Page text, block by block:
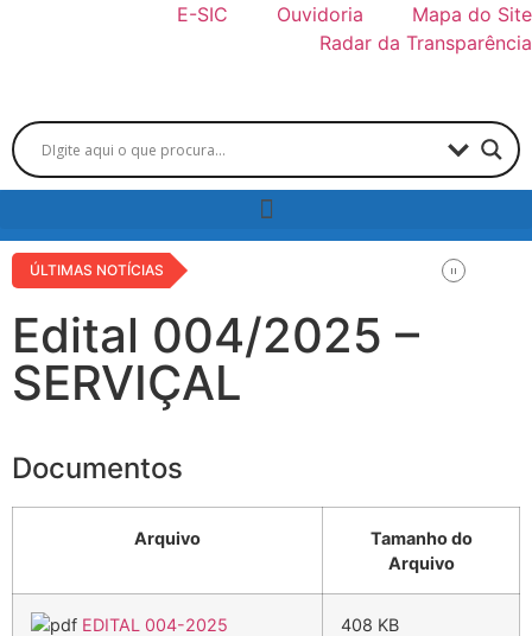
E-SIC Ouvidoria
Mapa do Site
Radar da Transparência
ÚLTIMAS NOTÍCIAS
Edital 004/2025 –
SERVIÇAL
Documentos
Arquivo
Tamanho do
Arquivo
EDITAL 004-2025 408 KB